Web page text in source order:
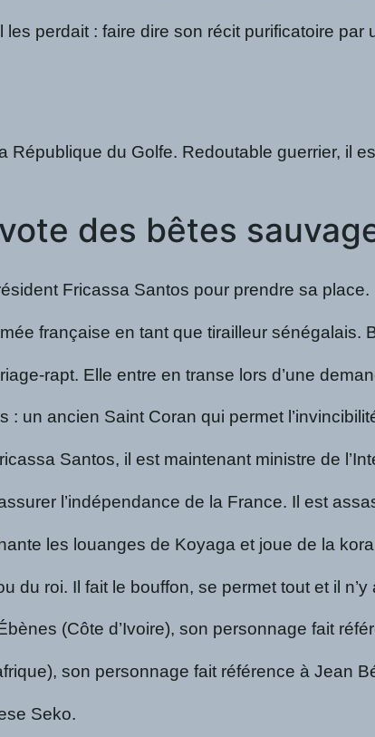
perdait : faire dire son récit purificatoire
du Golfe. Redoutable guerrier,
des bêtes
Fricassa Santos pour prendre sa
française en tant que tirailleur
rapt. Elle entre en transe lors d’une
un ancien Saint Coran qui permet
Santos, il est maintenant ministre de
l’indépendance de la France. Il est
les louanges de Koyaga et joue de la
roi. Il fait le bouffon, se permet tout et il
(Côte d’Ivoire), son personnage fait
son personnage fait référence à Jean
Seko.